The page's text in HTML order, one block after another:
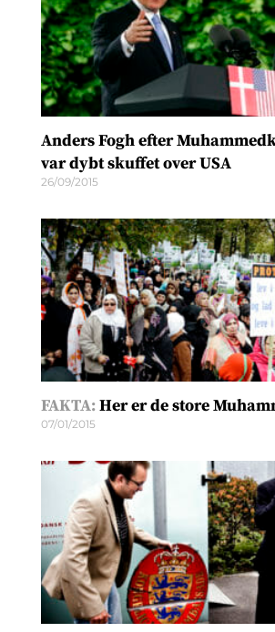
Anders Fogh efter
var dybt skuffet over USA
26/09/2015
FAKTA:Her er de store
07/01/2015